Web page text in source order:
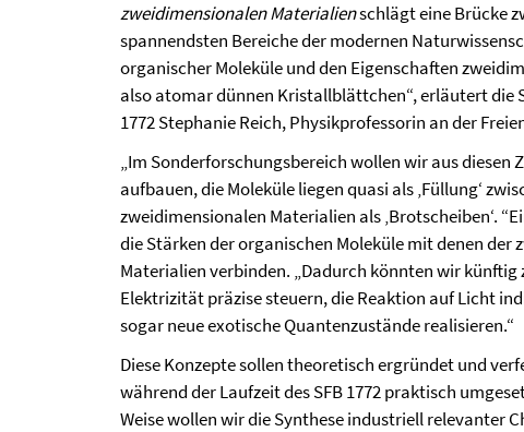
zweidimensionalen Materialienschlägt eine Brücke
spannendsten Bereiche der modernen
organischer Moleküle und den Eigenschaften
also atomar dünnen Kristallblättchen“, erläutert die
1772 Stephanie Reich, Physikprofessorin an der
„Im Sonderforschungsbereich wollen wir aus diesen
aufbauen, die Moleküle liegen quasi als ‚Füllung‘
zweidimensionalen Materialien als ‚Brotscheiben‘.
die Stärken der organischen Moleküle mit denen der
Materialien verbinden. „Dadurch könnten wir künftig
Elektrizität präzise steuern, die Reaktion auf Licht
sogar neue exotische Quantenzustände realisieren.“
Diese Konzepte sollen theoretisch ergründet und
während der Laufzeit des SFB 1772 praktisch
Weise wollen wir die Synthese industriell relevanter